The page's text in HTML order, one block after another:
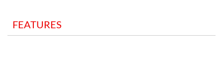
FEATURES